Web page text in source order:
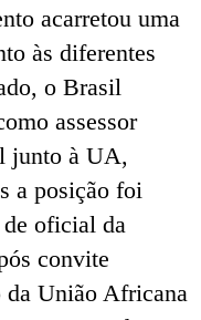
acarretou uma
às diferentes
o Brasil
assessor
junto à UA,
a posição foi
oficial da
convite
da União Africana